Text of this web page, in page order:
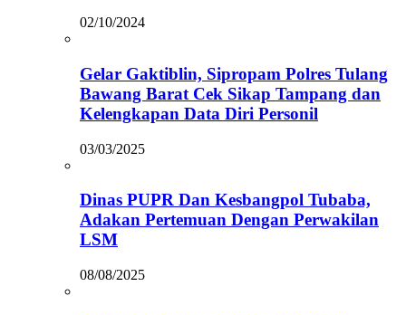
02/10/2024
Gelar Gaktiblin, Sipropam Polres Tulang
Bawang Barat Cek Sikap Tampang dan
Kelengkapan Data Diri Personil
03/03/2025
Dinas PUPR Dan Kesbangpol Tubaba,
Adakan Pertemuan Dengan Perwakilan
LSM
08/08/2025